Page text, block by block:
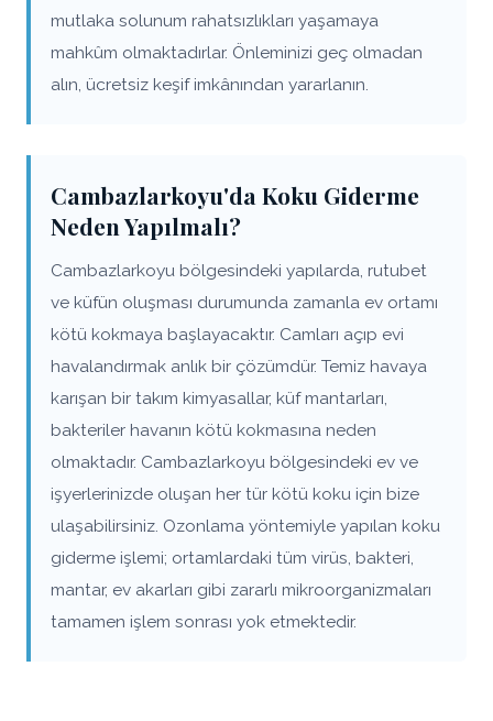
mutlaka solunum rahatsızlıkları yaşamaya
mahkûm olmaktadırlar. Önleminizi geç olmadan
alın, ücretsiz keşif imkânından yararlanın.
Cambazlarkoyu'da Koku Giderme
Neden Yapılmalı?
Cambazlarkoyu bölgesindeki yapılarda, rutubet
ve küfün oluşması durumunda zamanla ev ortamı
kötü kokmaya başlayacaktır. Camları açıp evi
havalandırmak anlık bir çözümdür. Temiz havaya
karışan bir takım kimyasallar, küf mantarları,
bakteriler havanın kötü kokmasına neden
olmaktadır. Cambazlarkoyu bölgesindeki ev ve
işyerlerinizde oluşan her tür kötü koku için bize
ulaşabilirsiniz. Ozonlama yöntemiyle yapılan koku
giderme işlemi; ortamlardaki tüm virüs, bakteri,
mantar, ev akarları gibi zararlı mikroorganizmaları
tamamen işlem sonrası yok etmektedir.